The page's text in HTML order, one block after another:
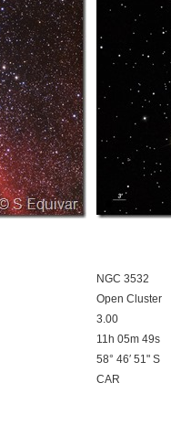
NGC 3532
Open Cluster
3.00
11h 05m 49s
58° 46′ 51" S
CAR